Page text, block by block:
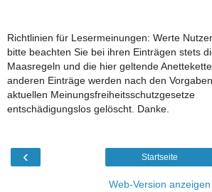
Richtlinien für Lesermeinungen: Werte
bitte beachten Sie bei ihren Einträgen stets
Maasregeln und die hier geltende
anderen Einträge werden nach den
aktuellen Meinungsfreiheitsschutzgesetze
entschädigungslos gelöscht. Danke.
‹ Startseite
Web-Version anzeigen